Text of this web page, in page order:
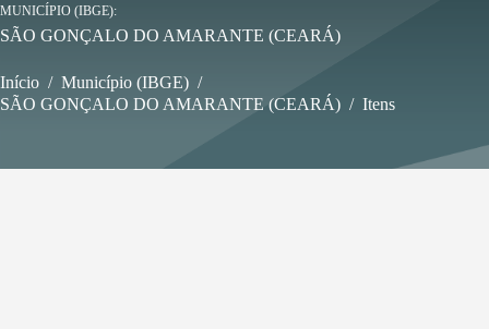
MUNICÍPIO (IBGE)
SÃO GONÇALO DO AMARANTE (CEARÁ)
Início / Município (IBGE) /
SÃO GONÇALO DO AMARANTE (CEARÁ) / Itens